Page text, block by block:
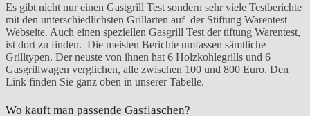
Es gibt nicht nur einen Gastgrill Test sondern sehr viele Testberichte
mit den unterschiedlichsten Grillarten auf der Stiftung Warentest
Webseite. Auch einen speziellen Gasgrill Test der tiftung Warentest,
ist dort zu finden. Die meisten Berichte umfassen sämtliche
Grilltypen. Der neuste von ihnen hat 6 Holzkohlegrills und 6
Gasgrillwagen verglichen, alle zwischen 100 und 800 Euro. Den
Link finden Sie ganz oben in unserer Tabelle.
Wo kauft man passende Gasflaschen?